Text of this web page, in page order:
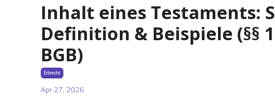
Inhalt eines Testaments:
Definition & Beispiele (§§
BGB)
Erbrecht
Apr 27, 2026